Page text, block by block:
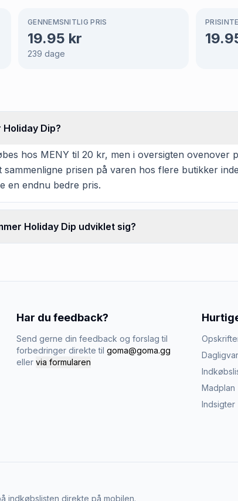
GENNEMSNITLIG PRIS
19.95 kr
239 dage
Holiday Dip?
hos MENY til 20 kr, men i oversigten
sammenligne prisen på varen hos flere butikker
en endnu bedre pris.
Holiday Dip udviklet sig?
Har du feedback?
Send gerne din feedback og forslag til
forbedringer direkte til goma@goma.gg
eller via formularen
Madplan
Indsigter
indkøbslisten direkte på mobilen.